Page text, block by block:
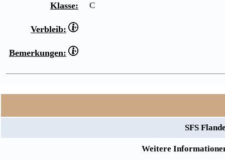
Klasse: C
Verbleib:
Bemerkungen:
SFS
Weitere